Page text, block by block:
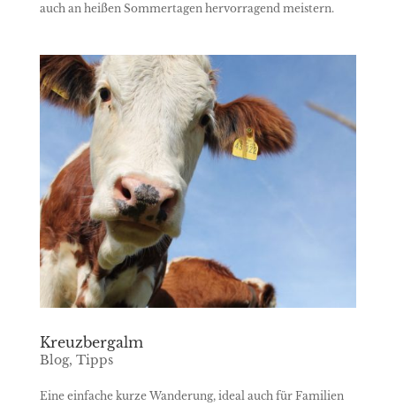
auch an heißen Sommertagen hervorragend meistern.
Kreuzbergalm
Blog, Tipps
Eine einfache kurze Wanderung, ideal auch für Familien